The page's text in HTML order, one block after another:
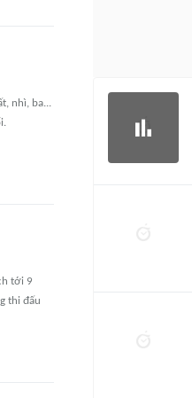
nhì, ba...
tới 9
thi đấu